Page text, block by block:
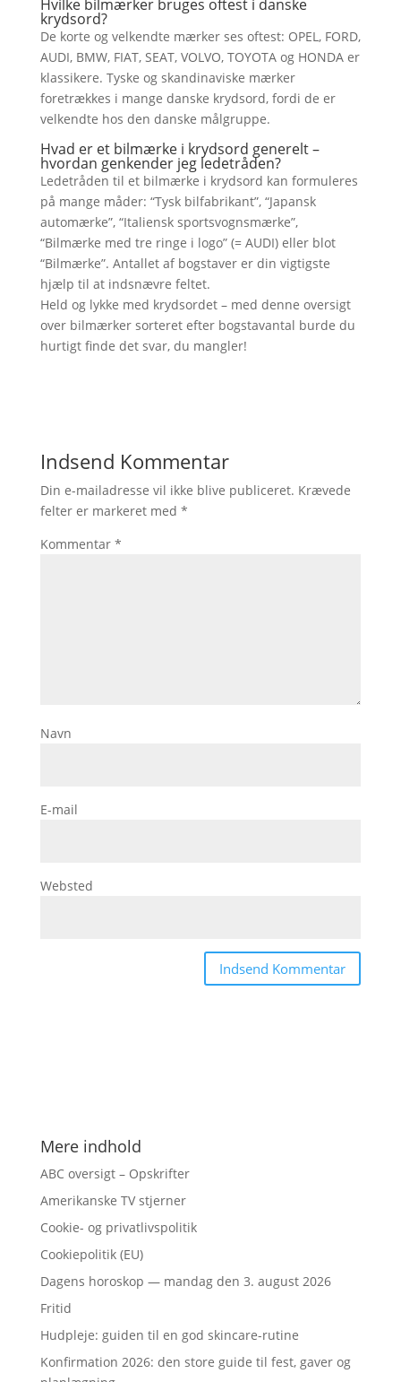
Hvilke bilmærker bruges oftest i danske
krydsord?
De korte og velkendte mærker ses oftest: OPEL, FORD,
AUDI, BMW, FIAT, SEAT, VOLVO, TOYOTA og HONDA er
klassikere. Tyske og skandinaviske mærker
foretrækkes i mange danske krydsord, fordi de er
velkendte hos den danske målgruppe.
Hvad er et bilmærke i krydsord generelt –
hvordan genkender jeg ledetråden?
Ledetråden til et bilmærke i krydsord kan formuleres
på mange måder: “Tysk bilfabrikant”, “Japansk
automærke”, “Italiensk sportsvognsmærke”,
“Bilmærke med tre ringe i logo” (= AUDI) eller blot
“Bilmærke”. Antallet af bogstaver er din vigtigste
hjælp til at indsnævre feltet.
Held og lykke med krydsordet – med denne oversigt
over bilmærker sorteret efter bogstavantal burde du
hurtigt finde det svar, du mangler!
Indsend Kommentar
Din e-mailadresse vil ikke blive publiceret. Krævede
felter er markeret med *
Kommentar *
Navn
E-mail
Websted
Mere indhold
ABC oversigt – Opskrifter
Amerikanske TV stjerner
Cookie- og privatlivspolitik
Cookiepolitik (EU)
Dagens horoskop — mandag den 3. august 2026
Fritid
Hudpleje: guiden til en god skincare-rutine
Konfirmation 2026: den store guide til fest, gaver og